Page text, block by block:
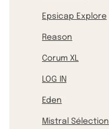
Epsicap Explore
Reason
Corum XL
LOG IN
Eden
Mistral Sélection